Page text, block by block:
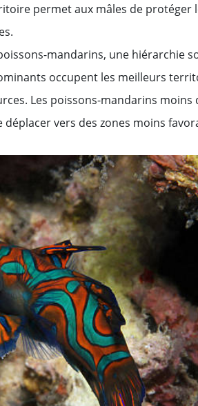
permet aux mâles de protéger
mandarins, une hiérarchie
occupent les meilleurs
Les poissons-mandarins
déplacer vers des zones moins